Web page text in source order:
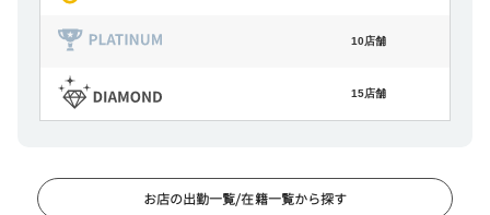
21:50
22:00
10店舗
15店舗
お店の出勤一覧/在籍一覧から探す